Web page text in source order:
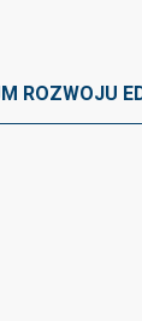
ROZWOJU